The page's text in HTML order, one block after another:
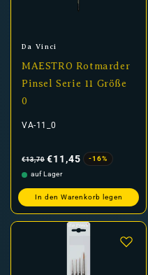
Anbieter:
Da Vinci
MAESTRO Rotmarder
Pinsel Serie 11 Größe
0
VA-11_0
Preis
€13,70 €11,45
-16%
auf Lager
In den Warenkorb legen